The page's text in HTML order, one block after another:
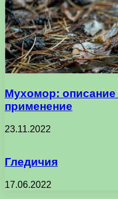
Мухомор: описание
применение
23.11.2022
Гледичия
17.06.2022